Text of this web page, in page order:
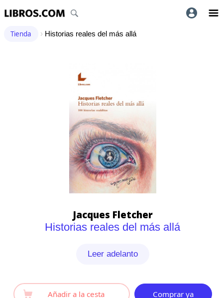
Tienda › Historias reales del más allá
Jacques Fletcher
Historias reales del más allá
Leer adelanto
Añadir a la cesta Comprar ya